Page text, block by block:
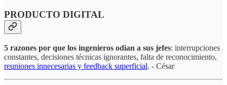
PRODUCTO DIGITAL
5 razones por que los ingenieros odian a sus jefes: interrupciones
constantes, decisiones técnicas ignorantes, falta de reconocimiento,
reuniones innecesarias y feedback superficial. - César